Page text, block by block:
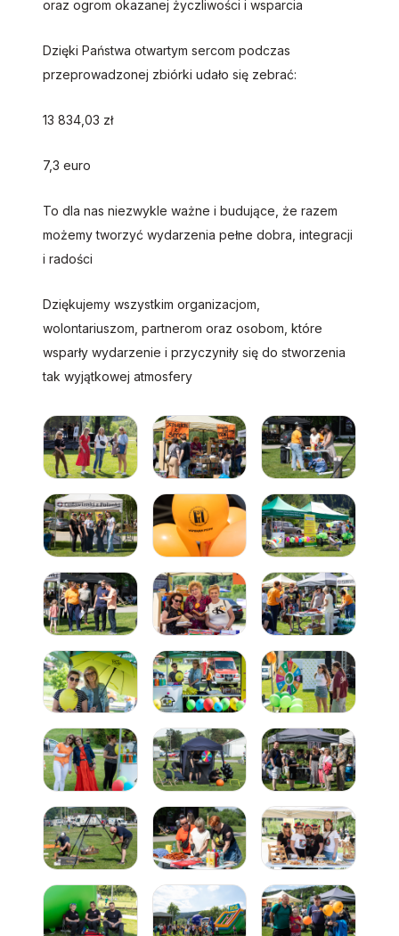
oraz ogrom okazanej życzliwości i wsparcia
Dzięki Państwa otwartym sercom podczas
przeprowadzonej zbiórki udało się zebrać:
13 834,03 zł
7,3 euro
To dla nas niezwykle ważne i budujące, że razem
możemy tworzyć wydarzenia pełne dobra, integracji
i radości
Dziękujemy wszystkim organizacjom,
wolontariuszom, partnerom oraz osobom, które
wsparły wydarzenie i przyczyniły się do stworzenia
tak wyjątkowej atmosfery